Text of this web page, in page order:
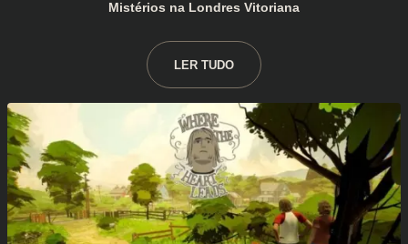
Mistérios na Londres Vitoriana
LER TUDO